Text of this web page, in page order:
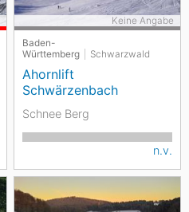
Baden-
Württemberg
Schwarzwald
Ahornlift
Schwärzenbach
Keine Angabe
Schnee Berg
n.v.